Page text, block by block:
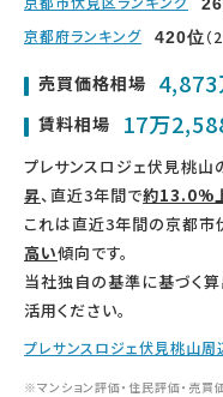
京都府ランキング
420位
売買価格相場 4,873
賃料相場 17万
プレサンスロジェ伏見桃
昇、直近3年間で約13.0%
これは直近3年間の京都市
高い傾向です。
当社独自の基準に基づく算
活用ください。
プレサンスロジェ伏見桃山
※マンション評価・住民評価・売